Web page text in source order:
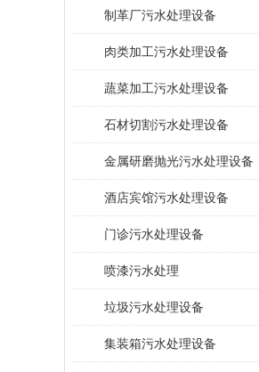
制革厂污水处理设备
肉类加工污水处理设备
蔬菜加工污水处理设备
石材切割污水处理设备
金属研磨抛光污水处理设备
酒店宾馆污水处理设备
门诊污水处理设备
喷漆污水处理
垃圾污水处理设备
集装箱污水处理设备